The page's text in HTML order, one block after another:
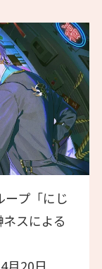
プ「にじ
スによる